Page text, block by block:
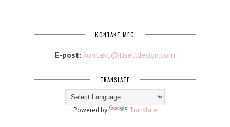
KONTAKT MEG
E-post: kontakt@tiselldesign.com
TRANSLATE
Powered by Translate